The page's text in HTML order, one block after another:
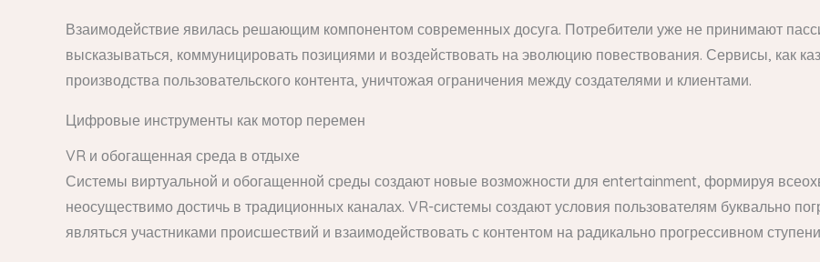
Взаимодействие явилась решающим компонентом современных досуга. Потребители уже не принимают
высказываться, коммуницировать позициями и воздействовать на эволюцию повествования. Сервисы, как
производства пользовательского контента, уничтожая ограничения между создателями и клиентами.
Цифровые инструменты как мотор перемен
VR и обогащенная среда в отдыхе
Системы виртуальной и обогащенной среды создают новые возможности для entertainment, формируя
неосуществимо достичь в традиционных каналах. VR-системы создают условия пользователям буквально
являться участниками происшествий и взаимодействовать с контентом на радикально прогрессивном